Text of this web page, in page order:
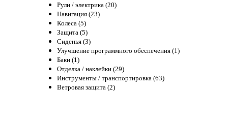
Рули / электрика (20)
Навигация (23)
Колеса (5)
Защита (5)
Сиденья (3)
Улучшение программного обеспечения (1)
Баки (1)
Отделка / наклейки (29)
Инструменты / транспортировка (63)
Ветровая защита (2)